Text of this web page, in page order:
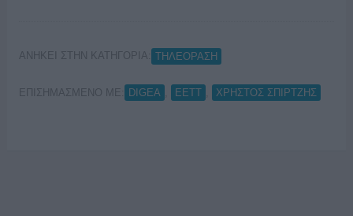
ΑΝΗΚΕΙ ΣΤΗΝ ΚΑΤΗΓΟΡΙΑ: ΤΗΛΕΟΡΑΣΗ
ΕΠΙΣΗΜΑΣΜΕΝΟ ΜΕ: DIGEA ΕΕΤΤ ΧΡΗΣΤΟΣ ΣΠΙΡΤΖΗΣ